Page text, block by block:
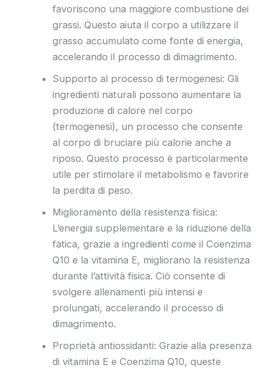
favoriscono una maggiore combustione dei
grassi. Questo aiuta il corpo a utilizzare il
grasso accumulato come fonte di energia,
accelerando il processo di dimagrimento.
Supporto al processo di termogenesi: Gli
ingredienti naturali possono aumentare la
produzione di calore nel corpo
(termogenesi), un processo che consente
al corpo di bruciare più calorie anche a
riposo. Questo processo è particolarmente
utile per stimolare il metabolismo e favorire
la perdita di peso.
Miglioramento della resistenza fisica:
L’energia supplementare e la riduzione della
fatica, grazie a ingredienti come il Coenzima
Q10 e la vitamina E, migliorano la resistenza
durante l’attività fisica. Ciò consente di
svolgere allenamenti più intensi e
prolungati, accelerando il processo di
dimagrimento.
Proprietà antiossidanti: Grazie alla presenza
di vitamina E e Coenzima Q10, queste